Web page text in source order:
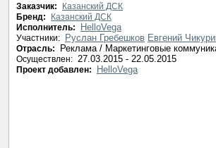
Заказчик:
Казанский ДСК
Бренд:
Казанский ДСК
Исполнитель:
HelloVega
Участники: Руслан Гребешков Евгений
Отрасль: Реклама / Маркетинговые
Осуществлен: 27.03.2015 - 22.05.2015
Проект добавлен: HelloVega